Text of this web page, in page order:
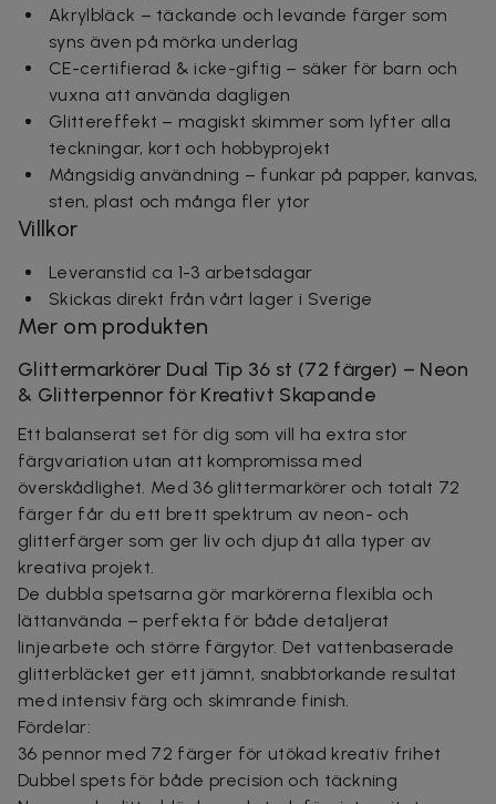
Akrylbläck – täckande och levande färger som
syns även på mörka underlag
CE-certifierad & icke-giftig – säker för barn och
vuxna att använda dagligen
Glittereffekt – magiskt skimmer som lyfter alla
teckningar, kort och hobbyprojekt
Mångsidig användning – funkar på papper, kanvas,
sten, plast och många fler ytor
Villkor
Leveranstid ca 1-3 arbetsdagar
Skickas direkt från vårt lager i Sverige
Mer om produkten
Glittermarkörer Dual Tip 36 st (72 färger) – Neon
& Glitterpennor för Kreativt Skapande
Ett balanserat set för dig som vill ha extra stor
färgvariation utan att kompromissa med
överskådlighet. Med 36 glittermarkörer och totalt 72
färger får du ett brett spektrum av neon- och
glitterfärger som ger liv och djup åt alla typer av
kreativa projekt.
De dubbla spetsarna gör markörerna flexibla och
lättanvända – perfekta för både detaljerat
linjearbete och större färgytor. Det vattenbaserade
glitterbläcket ger ett jämnt, snabbtorkande resultat
med intensiv färg och skimrande finish.
Fördelar:
36 pennor med 72 färger för utökad kreativ frihet
Dubbel spets för både precision och täckning